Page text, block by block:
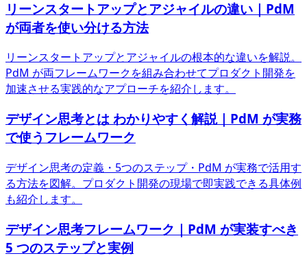
リーンスタートアップとアジャイルの違い｜PdM
が両者を使い分ける方法
リーンスタートアップとアジャイルの根本的な違いを解説。
PdM が両フレームワークを組み合わせてプロダクト開発を
加速させる実践的なアプローチを紹介します。
デザイン思考とは わかりやすく解説｜PdM が実務
で使うフレームワーク
デザイン思考の定義・5つのステップ・PdM が実務で活用す
る方法を図解。プロダクト開発の現場で即実践できる具体例
も紹介します。
デザイン思考フレームワーク｜PdM が実装すべき
5 つのステップと実例